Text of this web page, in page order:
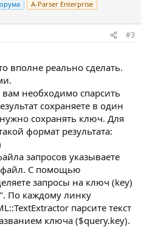
A-Parser Enterprise
#3
вполне реально сделать.
необходимо спарсить
сохраняете в один
сохранять ключ. Для
формат результата:
запросов указываете
С помощью
запросы на ключ (key)
По каждому линку
парсите текст
ключа ($query.key).